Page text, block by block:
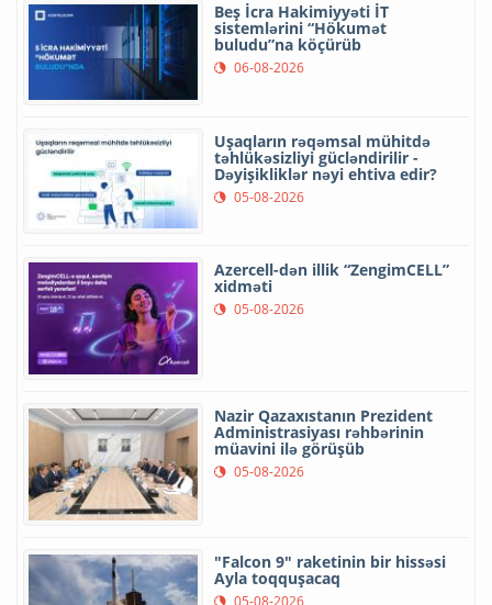
Beş İcra Hakimiyyəti İT
sistemlərini “Hökumət
buludu”na köçürüb
06-08-2026
Uşaqların rəqəmsal mühitdə
təhlükəsizliyi gücləndirilir -
Dəyişikliklər nəyi ehtiva edir?
05-08-2026
Azercell-dən illik “ZengimCELL”
xidməti
05-08-2026
Nazir Qazaxıstanın Prezident
Administrasiyası rəhbərinin
müavini ilə görüşüb
05-08-2026
"Falcon 9" raketinin bir hissəsi
Ayla toqquşacaq